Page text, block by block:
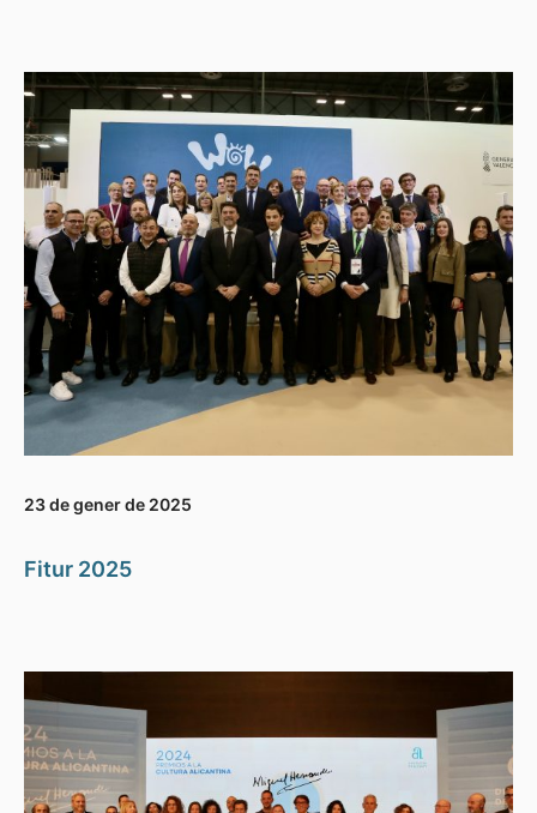
23 de gener de 2025
Fitur 2025